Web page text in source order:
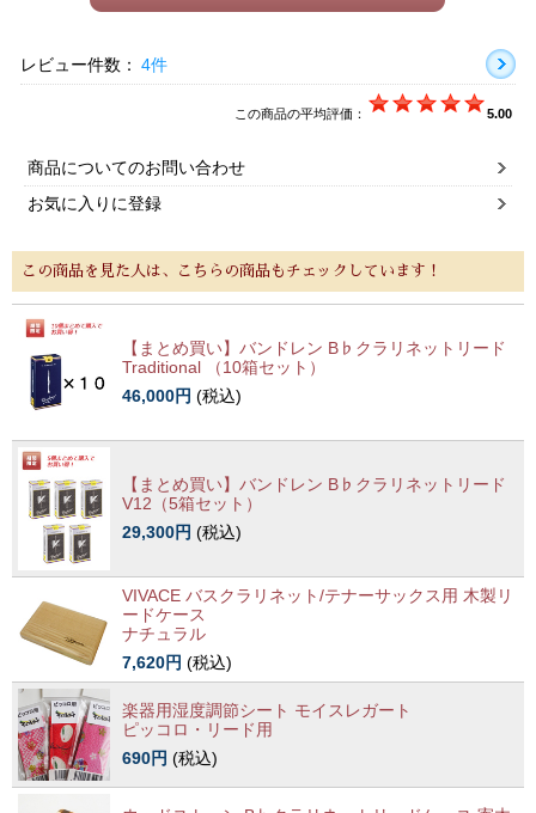
レビュー件数： 4件
この商品の平均評価： 5.00
商品についてのお問い合わせ
お気に入りに登録
この商品を見た人は、こちらの商品もチェックしています！
【まとめ買い】バンドレン B♭クラリネットリード
Traditional （10箱セット）
46,000円 (税込)
【まとめ買い】バンドレン B♭クラリネットリード
V12（5箱セット）
29,300円 (税込)
VIVACE バスクラリネット/テナーサックス用 木製リ
ードケース
ナチュラル
7,620円 (税込)
楽器用湿度調節シート モイスレガート
ピッコロ・リード用
690円 (税込)